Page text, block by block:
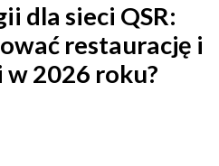
Case Study
dla sieci QSR:
restaurację i
w 2026 roku?